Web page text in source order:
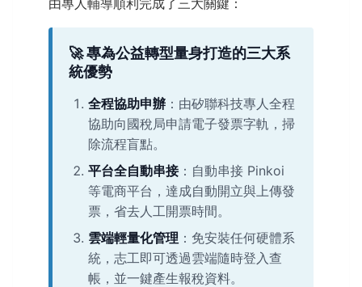
🚀 專為公益轉型量身打造的三大系
統優勢
全程協助申辦 ：由矽聯科技專人全程
協助向國稅局申請電子發票字軌，掃
除流程盲點。
平台全自動串接：自動串接 Pinkoi
等電商平台，達成自動開立與上傳發
票，省去人工開票時間。
雲端輕量化管理 ：免安裝任何硬體系
統，志工即可透過雲端隨時登入查
帳，並一鍵產生報稅資料。